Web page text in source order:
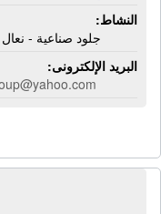
النشاط:
جلود صناعية -
البريد الإلكترونى: